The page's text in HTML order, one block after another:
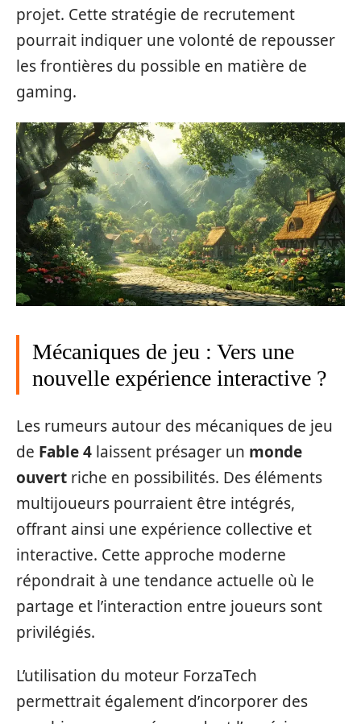
projet. Cette stratégie de recrutement
pourrait indiquer une volonté de repousser
les frontières du possible en matière de
gaming.
Mécaniques de jeu : Vers une
nouvelle expérience interactive ?
Les rumeurs autour des mécaniques de jeu
de Fable 4 laissent présager un monde
ouvert riche en possibilités. Des éléments
multijoueurs pourraient être intégrés,
offrant ainsi une expérience collective et
interactive. Cette approche moderne
répondrait à une tendance actuelle où le
partage et l’interaction entre joueurs sont
privilégiés.
L’utilisation du moteur ForzaTech
permettrait également d’incorporer des